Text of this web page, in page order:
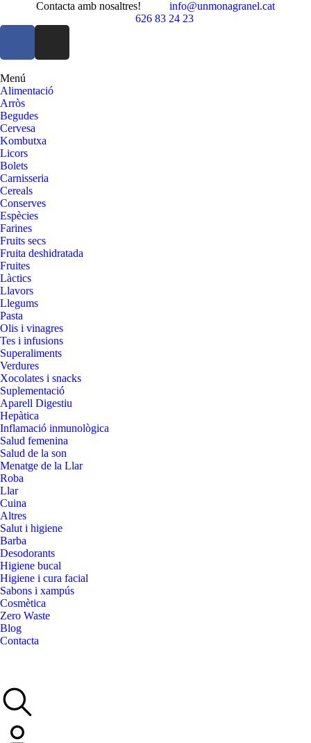
Contacta amb nosaltres!
info@unmonagranel.cat
626 83 24 23
Menú
Alimentació
Arròs
Begudes
Cervesa
Kombutxa
Licors
Bolets
Carnisseria
Cereals
Conserves
Espècies
Farines
Fruits secs
Fruita deshidratada
Fruites
Làctics
Llavors
Llegums
Pasta
Olis i vinagres
Tes i infusions
Superaliments
Verdures
Xocolates i snacks
Suplementació
Aparell Digestiu
Hepàtica
Inflamació inmunològica
Salud femenina
Salud de la son
Menatge de la Llar
Roba
Llar
Cuina
Altres
Salut i higiene
Barba
Desodorants
Higiene bucal
Higiene i cura facial
Sabons i xampús
Cosmètica
Zero Waste
Blog
Contacta